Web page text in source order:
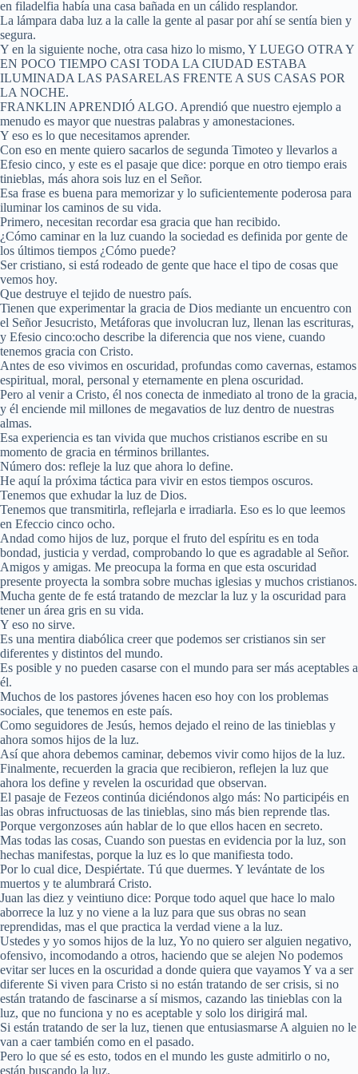
en filadelfia había una casa bañada en un cálido resplandor.
La lámpara daba luz a la calle la gente al pasar por ahí se sentía bien y
segura.
Y en la siguiente noche, otra casa hizo lo mismo, Y LUEGO OTRA Y
EN POCO TIEMPO CASI TODA LA CIUDAD ESTABA
ILUMINADA LAS PASARELAS FRENTE A SUS CASAS POR
LA NOCHE.
FRANKLIN APRENDIÓ ALGO. Aprendió que nuestro ejemplo a
menudo es mayor que nuestras palabras y amonestaciones.
Y eso es lo que necesitamos aprender.
Con eso en mente quiero sacarlos de segunda Timoteo y llevarlos a
Efesio cinco, y este es el pasaje que dice: porque en otro tiempo erais
tinieblas, más ahora sois luz en el Señor.
Esa frase es buena para memorizar y lo suficientemente poderosa para
iluminar los caminos de su vida.
Primero, necesitan recordar esa gracia que han recibido.
¿Cómo caminar en la luz cuando la sociedad es definida por gente de
los últimos tiempos ¿Cómo puede?
Ser cristiano, si está rodeado de gente que hace el tipo de cosas que
vemos hoy.
Que destruye el tejido de nuestro país.
Tienen que experimentar la gracia de Dios mediante un encuentro con
el Señor Jesucristo, Metáforas que involucran luz, llenan las escrituras,
y Efesio cinco:ocho describe la diferencia que nos viene, cuando
tenemos gracia con Cristo.
Antes de eso vivimos en oscuridad, profundas como cavernas, estamos
espiritual, moral, personal y eternamente en plena oscuridad.
Pero al venir a Cristo, él nos conecta de inmediato al trono de la gracia,
y él enciende mil millones de megavatios de luz dentro de nuestras
almas.
Esa experiencia es tan vivida que muchos cristianos escribe en su
momento de gracia en términos brillantes.
Número dos: refleje la luz que ahora lo define.
He aquí la próxima táctica para vivir en estos tiempos oscuros.
Tenemos que exhudar la luz de Dios.
Tenemos que transmitirla, reflejarla e irradiarla. Eso es lo que leemos
en Efeccio cinco ocho.
Andad como hijos de luz, porque el fruto del espíritu es en toda
bondad, justicia y verdad, comprobando lo que es agradable al Señor.
Amigos y amigas. Me preocupa la forma en que esta oscuridad
presente proyecta la sombra sobre muchas iglesias y muchos cristianos.
Mucha gente de fe está tratando de mezclar la luz y la oscuridad para
tener un área gris en su vida.
Y eso no sirve.
Es una mentira diabólica creer que podemos ser cristianos sin ser
diferentes y distintos del mundo.
Es posible y no pueden casarse con el mundo para ser más aceptables a
él.
Muchos de los pastores jóvenes hacen eso hoy con los problemas
sociales, que tenemos en este país.
Como seguidores de Jesús, hemos dejado el reino de las tinieblas y
ahora somos hijos de la luz.
Así que ahora debemos caminar, debemos vivir como hijos de la luz.
Finalmente, recuerden la gracia que recibieron, reflejen la luz que
ahora los define y revelen la oscuridad que observan.
El pasaje de Fezeos continúa diciéndonos algo más: No participéis en
las obras infructuosas de las tinieblas, sino más bien reprende tlas.
Porque vergonzoses aún hablar de lo que ellos hacen en secreto.
Mas todas las cosas, Cuando son puestas en evidencia por la luz, son
hechas manifestas, porque la luz es lo que manifiesta todo.
Por lo cual dice, Despiértate. Tú que duermes. Y levántate de los
muertos y te alumbrará Cristo.
Juan las diez y veintiuno dice: Porque todo aquel que hace lo malo
aborrece la luz y no viene a la luz para que sus obras no sean
reprendidas, mas el que practica la verdad viene a la luz.
Ustedes y yo somos hijos de la luz, Yo no quiero ser alguien negativo,
ofensivo, incomodando a otros, haciendo que se alejen No podemos
evitar ser luces en la oscuridad a donde quiera que vayamos Y va a ser
diferente Si viven para Cristo si no están tratando de ser crisis, si no
están tratando de fascinarse a sí mismos, cazando las tinieblas con la
luz, que no funciona y no es aceptable y solo los dirigirá mal.
Si están tratando de ser la luz, tienen que entusiasmarse A alguien no le
van a caer también como en el pasado.
Pero lo que sé es esto, todos en el mundo les guste admitirlo o no,
están buscando la luz.